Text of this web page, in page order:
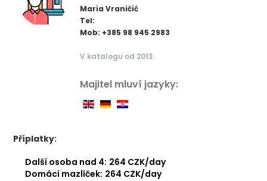
Maria Vraničić
Tel:
Mob: +385 98 945 2983
V katalogu od 2013.
Majitel mluví jazyky:
Příplatky:
Další osoba nad 4: 264 CZK/day
Domácí mazlíček: 264 CZK/day